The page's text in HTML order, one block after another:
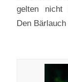
gelten nicht
Den